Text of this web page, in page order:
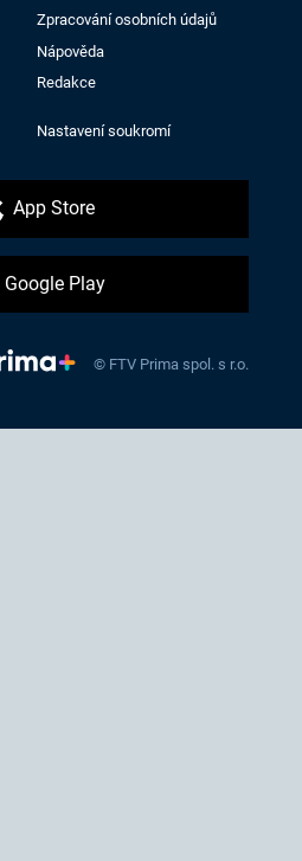
Zpracování osobních údajů
Nápověda
Redakce
Nastavení soukromí
App Store
Google Play
© FTV Prima spol. s r.o.